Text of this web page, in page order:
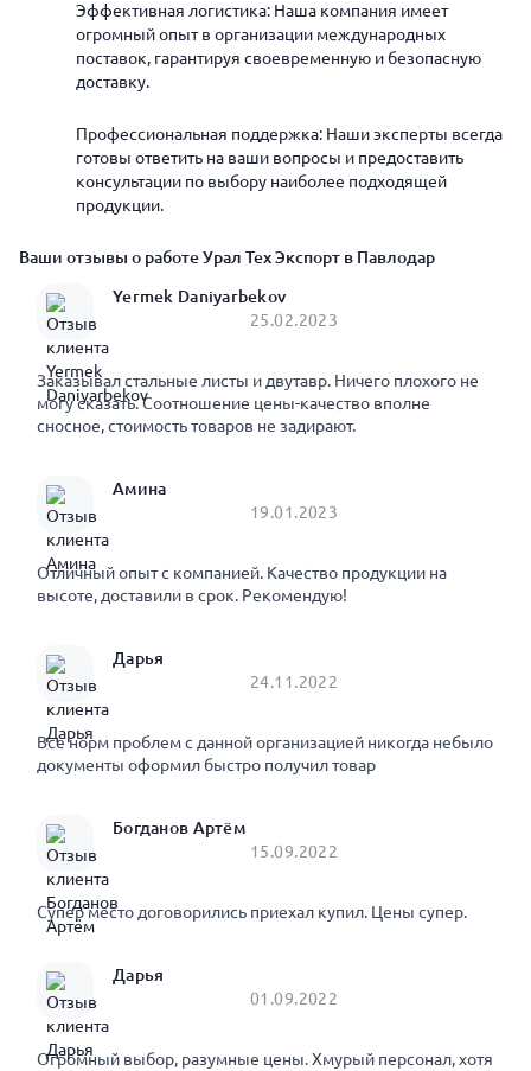
Эффективная логистика: Наша компания имеет
огромный опыт в организации международных
поставок, гарантируя своевременную и безопасную
доставку.
Профессиональная поддержка: Наши эксперты всегда
готовы ответить на ваши вопросы и предоставить
консультации по выбору наиболее подходящей
продукции.
Ваши отзывы о работе Урал Тех Экспорт в Павлодар
Yermek Daniyarbekov
25.02.2023
Заказывал стальные листы и двутавр. Ничего плохого не
могу сказать. Соотношение цены-качество вполне
сносное, стоимость товаров не задирают.
Амина
19.01.2023
Отличный опыт с компанией. Качество продукции на
высоте, доставили в срок. Рекомендую!
Дарья
24.11.2022
Все норм проблем с данной организацией никогда небыло
документы оформил быстро получил товар
Богданов Артём
15.09.2022
Супер место договорились приехал купил. Цены супер.
Дарья
01.09.2022
Огромный выбор, разумные цены. Хмурый персонал, хотя